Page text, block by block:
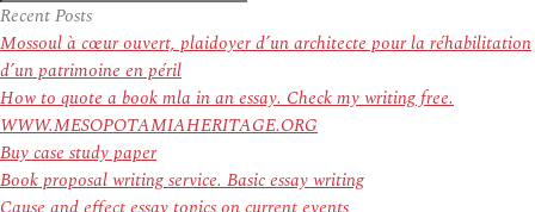
pour
:
Recent Posts
Mossoul à cœur ouvert, plaidoyer d’un architecte pour la réhabilitation
d’un patrimoine en péril
How to quote a book mla in an essay. Check my writing free.
WWW.MESOPOTAMIAHERITAGE.ORG
Buy case study paper
Book proposal writing service. Basic essay writing